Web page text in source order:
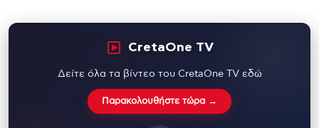
CretaOne TV
Δείτε όλα τα βίντεο του CretaOne TV εδώ
Παρακολουθήστε τώρα →